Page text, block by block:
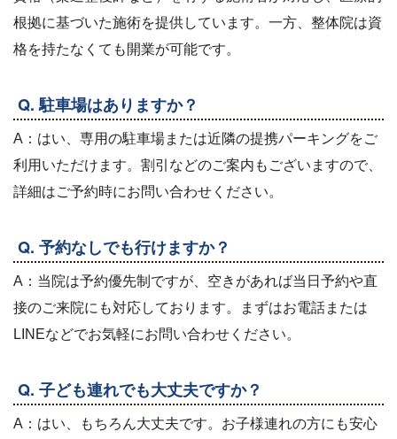
根拠に基づいた施術を提供しています。一方、整体院は資
格を持たなくても開業が可能です。
Q. 駐車場はありますか？
A：はい、専用の駐車場または近隣の提携パーキングをご
利用いただけます。割引などのご案内もございますので、
詳細はご予約時にお問い合わせください。
Q. 予約なしでも行けますか？
A：当院は予約優先制ですが、空きがあれば当日予約や直
接のご来院にも対応しております。まずはお電話または
LINEなどでお気軽にお問い合わせください。
Q. 子ども連れでも大丈夫ですか？
A：はい、もちろん大丈夫です。お子様連れの方にも安心